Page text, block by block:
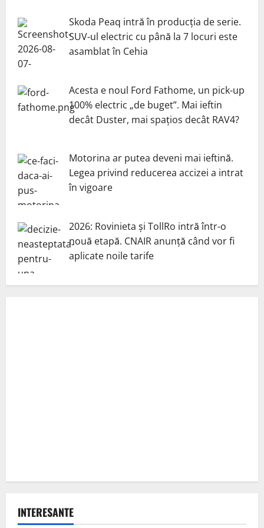
Skoda Peaq intră în producția de serie.
SUV-ul electric cu până la 7 locuri este
asamblat în Cehia
Acesta e noul Ford Fathome, un pick-up
100% electric „de buget”. Mai ieftin
decât Duster, mai spațios decât RAV4?
Motorina ar putea deveni mai ieftină.
Legea privind reducerea accizei a intrat
în vigoare
2026: Rovinieta și TollRo intră într-o
nouă etapă. CNAIR anunță când vor fi
aplicate noile tarife
INTERESANTE